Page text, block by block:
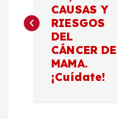
v
CAUSAS Y
RIESGOS
DEL
CÁNCER DE
MAMA.
¡Cuídate!